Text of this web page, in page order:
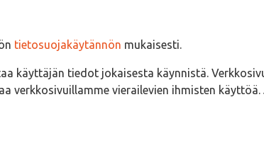
tietosuojakäytännön mukaisesti.
käyttäjän tiedot jokaisesta käynnistä.
verkkosivuillamme vierailevien ihmisten